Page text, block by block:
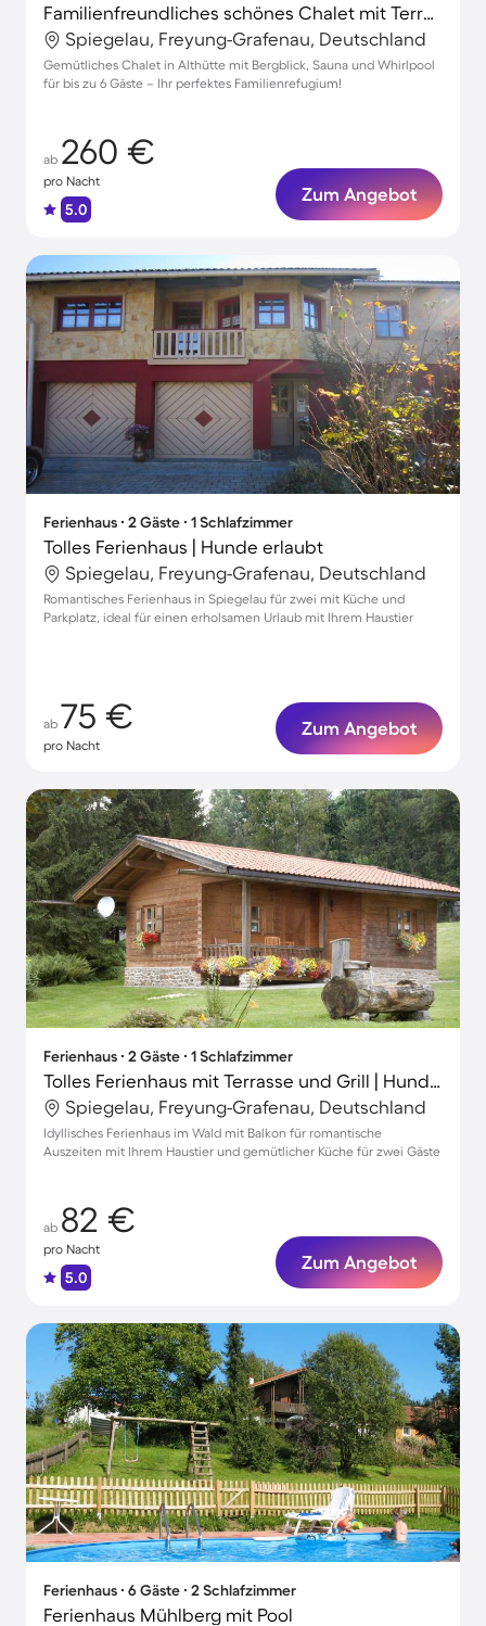
Familienfreundliches schönes Chalet mit Terrasse, Garten und Sauna | Naturblick | Hunde erlaubt
Spiegelau, Freyung-Grafenau, Deutschland
Gemütliches Chalet in Althütte mit Bergblick, Sauna und Whirlpool
für bis zu 6 Gäste – Ihr perfektes Familienrefugium!
ab 260 €
pro Nacht
5.0
Zum Angebot
Ferienhaus ∙ 2 Gäste ∙ 1 Schlafzimmer
Tolles Ferienhaus | Hunde erlaubt
Spiegelau, Freyung-Grafenau, Deutschland
Romantisches Ferienhaus in Spiegelau für zwei mit Küche und
Parkplatz, ideal für einen erholsamen Urlaub mit Ihrem Haustier
ab 75 €
pro Nacht
Zum Angebot
Ferienhaus ∙ 2 Gäste ∙ 1 Schlafzimmer
Tolles Ferienhaus mit Terrasse und Grill | Hunde erlaubt
Spiegelau, Freyung-Grafenau, Deutschland
Idyllisches Ferienhaus im Wald mit Balkon für romantische
Auszeiten mit Ihrem Haustier und gemütlicher Küche für zwei Gäste
ab 82 €
pro Nacht
5.0
Zum Angebot
Ferienhaus ∙ 6 Gäste ∙ 2 Schlafzimmer
Ferienhaus Mühlberg mit Pool